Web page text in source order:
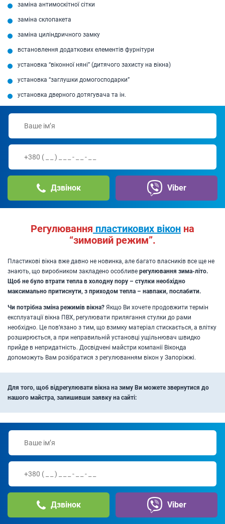
заміна антимоскітної сітки
заміна склопакета
заміна циліндричного замку
встановлення додаткових елементів фурнітури
установка “віконної няні” (дитячого захисту на вікна)
установка “заглушки домогосподарки”
установка дверного дотягувача та ін.
Дзвінок Viber
Регулювання пластикових вікон на
“зимовий режим”.
Пластикові вікна вже давно не новинка, але багато власників все ще не
знають, що виробником закладено особливе регулювання зима-літо.
Щоб не було втрати тепла в холодну пору – стулки необхідно
максимально притиснути, з приходом тепла – навпаки, послабити.
Чи потрібна зміна режимів вікна? Якщо Ви хочете продовжити термін
експлуатації вікна ПВХ, регулювати прилягання стулки до рами
необхідно. Це пов’язано з тим, що взимку матеріал стискається, а влітку
розширюється, а при неправильній установці ущільнювач швидко
прийде в непридатність. Досвідчені майстри компанії Віконда
допоможуть Вам розібратися з регулюванням вікон у Запоріжжі.
Для того, щоб відрегулювати вікна на зиму Ви можете звернутися до
нашого майстра, залишивши заявку на сайті:
Дзвінок Viber